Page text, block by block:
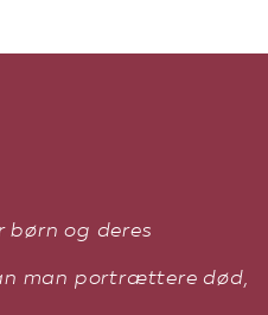
børn og deres
man portrættere død,